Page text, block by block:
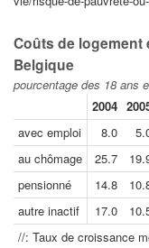
Coûts de
Belgique
pourcentage des 18 ans
2004
avec emploi
8.0
au chômage
25.7
pensionné
14.8
autre inactif
17.0
//: Taux de croissance